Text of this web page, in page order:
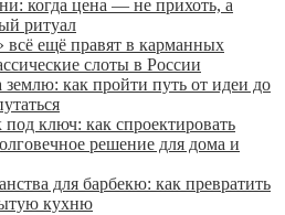
когда цена — не прихоть, а
ритуал
ещё правят в карманных
слоты в России
как пройти путь от идеи до
ключ: как спроектировать
решение для дома и
для барбекю: как превратить
кухню